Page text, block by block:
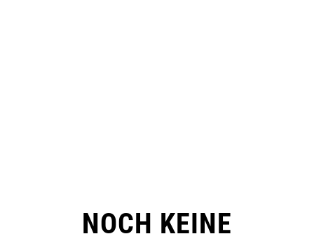
NOCH KEINE